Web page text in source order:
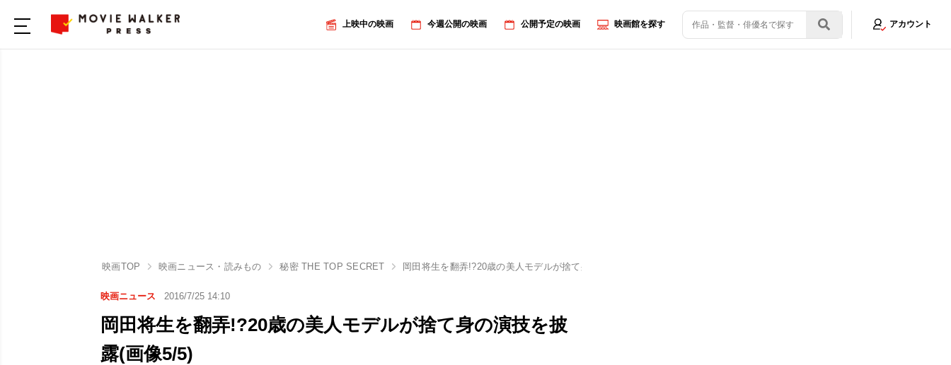
上映中の映画 今週公開の映画 公開予定の映画 映画館を探す アカウント
映画TOP 映画ニュース・読みもの 秘密 THE TOP SECRET 岡田将生を翻弄!?20歳の美人モデルが捨て身の演技を披露
映画ニュース 2016/7/25 14:10
岡田将生を翻弄!?20歳の美人モデルが捨て身の演技を披
露(画像5/5)